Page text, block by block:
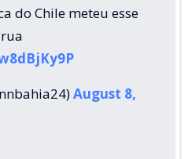
do Chile meteu esse
August 8,